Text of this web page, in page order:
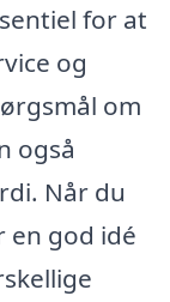
for at
og
om
også
Når du
en god idé